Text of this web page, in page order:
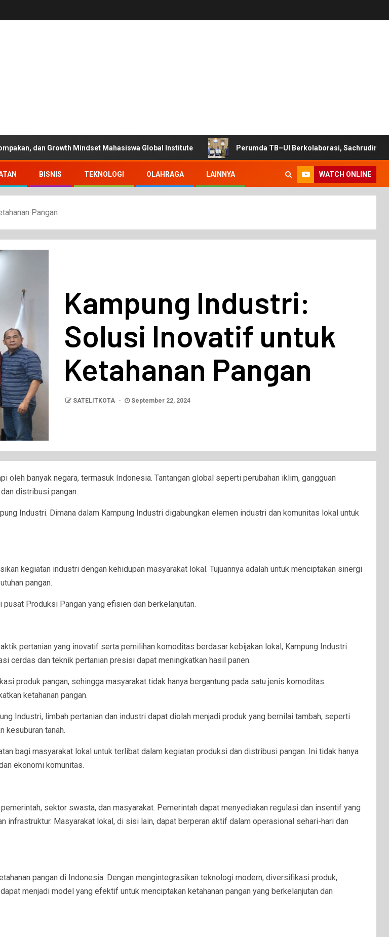
dan Growth Mindset Mahasiswa Global Institute Perumda TB–UI Berkolaborasi, Sachrudin:
BISNIS TEKNOLOGI OLAHRAGA LAINNYA WATCH ONLINE
Pangan
Kampung Industri:
Solusi Inovatif untuk
Ketahanan Pangan
SATELITKOTA September 22, 2024
oleh banyak negara, termasuk Indonesia. Tantangan global seperti perubahan iklim, gangguan
distribusi pangan.
Industri. Dimana dalam Kampung Industri digabungkan elemen industri dan komunitas lokal untuk
kegiatan industri dengan kehidupan masyarakat lokal. Tujuannya adalah untuk menciptakan sinergi
pangan.
Produksi Pangan yang efisien dan berkelanjutan.
pertanian yang inovatif serta pemilihan komoditas berdasar kebijakan lokal, Kampung Industri
cerdas dan teknik pertanian presisi dapat meningkatkan hasil panen.
produk pangan, sehingga masyarakat tidak hanya bergantung pada satu jenis komoditas.
ketahanan pangan.
Industri, limbah pertanian dan industri dapat diolah menjadi produk yang bernilai tambah, seperti
kesuburan tanah.
bagi masyarakat lokal untuk terlibat dalam kegiatan produksi dan distribusi pangan. Ini tidak hanya
ekonomi komunitas.
sektor swasta, dan masyarakat. Pemerintah dapat menyediakan regulasi dan insentif yang
Masyarakat lokal, di sisi lain, dapat berperan aktif dalam operasional sehari-hari dan
pangan di Indonesia. Dengan mengintegrasikan teknologi modern, diversifikasi produk,
menjadi model yang efektif untuk menciptakan ketahanan pangan yang berkelanjutan dan